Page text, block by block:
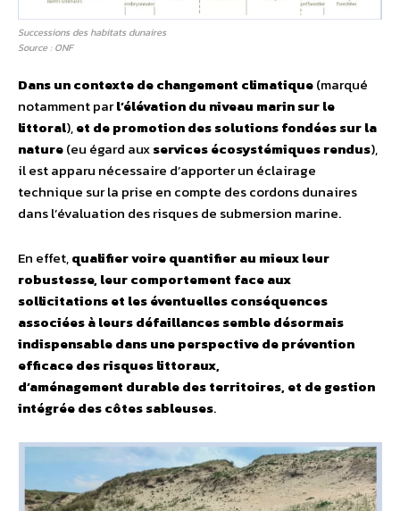
Successions des habitats dunaires
Source : ONF
Dans un contexte de changement climatique(marqué
notamment parl’élévation du niveau marin sur le
littoral),et de promotion des solutions fondées sur la
nature(eu égard auxservices écosystémiques rendus),
il est apparu nécessaire d’apporter un éclairage
technique sur la prise en compte des cordons dunaires
dans l’évaluation des risques de submersion marine.
En effet,qualifier voire quantifier au mieux leur
robustesse, leur comportement face aux
sollicitations et les éventuelles conséquences
associées à leurs défaillances semble désormais
indispensable dans une perspective de prévention
efficace des risques littoraux,
d’aménagement durable des territoires, et de gestion
intégrée des côtes sableuses.